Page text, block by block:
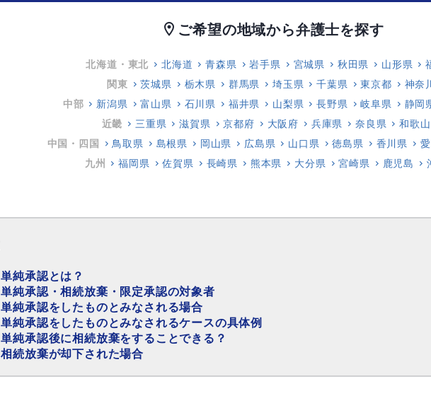
location_on ご希望の地域から弁護士を探す
北海道・東北 北海道 青森県 岩手県 宮城県 秋田県 山形県
関東
茨城県 栃木県 群馬県 埼玉県 千葉県 東京都
神奈
中部
新潟県 富山県 石川県 福井県 山梨県 長野県 岐阜県 静岡
近畿
三重県 滋賀県 京都府 大阪府 兵庫県 奈良県
和歌
中国・四国
鳥取県 島根県 岡山県 広島県 山口県 徳島県 香川県
九州
福岡県 佐賀県 長崎県 熊本県 大分県 宮崎県 鹿児島
単純承認とは？
単純承認・相続放棄・限定承認の対象者
単純承認をしたものとみなされる場合
単純承認をしたものとみなされるケースの具体例
単純承認後に相続放棄をすることできる？
相続放棄が却下された場合